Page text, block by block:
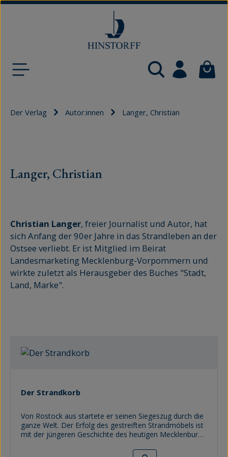
Der Verlag Autor:innen Langer, Christian
Langer, Christian
Christian Langer, freier Journalist und Autor, hat
sich Anfang der 90er Jahre in das Strandleben an der
Ostsee verliebt. Er ist Mitglied im Beirat
Landesmarketing Mecklenburg-Vorpommern und
wirkte zuletzt als Herausgeber des Buches "Stadt,
Land, Marke".
Der Strandkorb
Von Rostock aus startete er seinen Siegeszug durch die
ganze Welt. Der Erfolg des gestreiften Strandmöbels ist
mit der jüngeren Geschichte des heutigen Mecklenburg-
Ostseebad Warnemünde zum ersten Mal nachweisbar